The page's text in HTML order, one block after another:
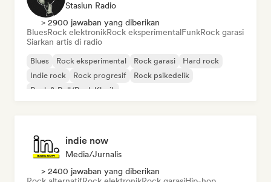
Stasiun Radio
> 2900 jawaban yang diberikan
BluesRock elektronikRock eksperimentalFunkRock garasi
Siarkan artis di radio
Blues Rock eksperimental Rock garasi
Hard rock
Indie rock
Rock progresif
Rock psikedelik
Rock & Roll/Rock Klasik
indie now
Media/Jurnalis
> 2400 jawaban yang diberikan